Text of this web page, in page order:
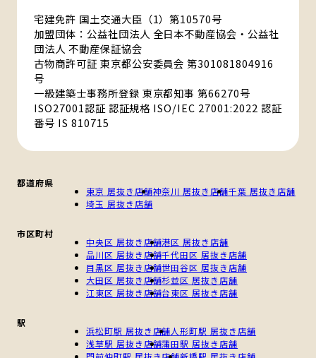
宅建免許 国土交通大臣（1）第10570号
加盟団体：公益社団法人 全日本不動産協会・公益社
団法人 不動産保証協会
古物商許可証 東京都公安委員会 第301081804916
号
一級建築士事務所登録 東京都知事 第66270号
ISO27001認証 認証規格 ISO/IEC 27001:2022 認証
番号 IS 810715
都道府県
東京 居抜き店舗神奈川 居抜き店舗千葉 居抜き店舗
埼玉 居抜き店舗
市区町村
中央区 居抜き店舗港区 居抜き店舗
品川区 居抜き店舗千代田区 居抜き店舗
目黒区 居抜き店舗世田谷区 居抜き店舗
大田区 居抜き店舗杉並区 居抜き店舗
江東区 居抜き店舗台東区 居抜き店舗
駅
浜松町駅 居抜き店舗人形町駅 居抜き店舗
浅草駅 居抜き店舗蒲田駅 居抜き店舗